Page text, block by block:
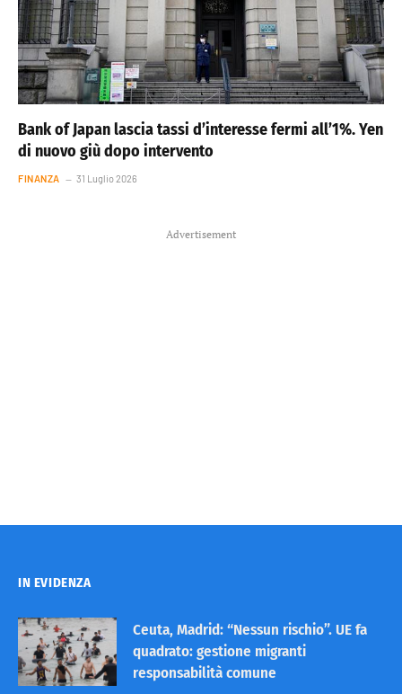
Bank of Japan lascia tassi d’interesse fermi all’1%. Yen
di nuovo giù dopo intervento
FINANZA 31 Luglio 2026
Advertisement
IN EVIDENZA
Ceuta, Madrid: “Nessun rischio”. UE fa
quadrato: gestione migranti
responsabilità comune